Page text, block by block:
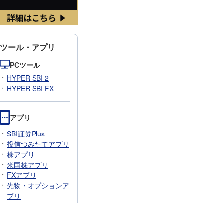
ツール・アプリ
PCツール
HYPER SBI 2
HYPER SBI FX
アプリ
SBI証券Plus
投信つみたてアプリ
株アプリ
米国株アプリ
FXアプリ
先物・オプションア
プリ